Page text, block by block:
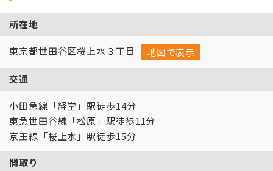
所在地
東京都世田谷区桜上水３丁目 地図で表示
交通
小田急線「経堂」駅徒歩14分
東急世田谷線「松原」駅徒歩11分
京王線「桜上水」駅徒歩15分
間取り